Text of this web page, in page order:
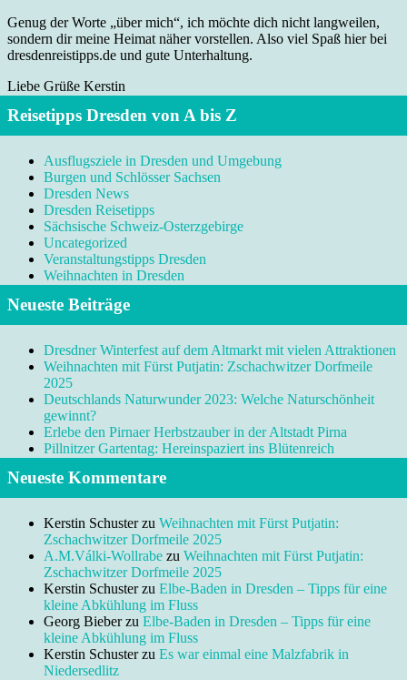
Genug der Worte „über mich“, ich möchte dich nicht langweilen,
sondern dir meine Heimat näher vorstellen. Also viel Spaß hier bei
dresdenreistipps.de und gute Unterhaltung.
Liebe Grüße Kerstin
Reisetipps Dresden von A bis Z
Ausflugsziele in Dresden und Umgebung
Burgen und Schlösser Sachsen
Dresden News
Dresden Reisetipps
Sächsische Schweiz-Osterzgebirge
Uncategorized
Veranstaltungstipps Dresden
Weihnachten in Dresden
Neueste Beiträge
Dresdner Winterfest auf dem Altmarkt mit vielen Attraktionen
Weihnachten mit Fürst Putjatin: Zschachwitzer Dorfmeile
2025
Deutschlands Naturwunder 2023: Welche Naturschönheit
gewinnt?
Erlebe den Pirnaer Herbstzauber in der Altstadt Pirna
Pillnitzer Gartentag: Hereinspaziert ins Blütenreich
Neueste Kommentare
Kerstin Schusterzu Weihnachten mit Fürst Putjatin:
Zschachwitzer Dorfmeile 2025
A.M.Válki-Wollrabe zu Weihnachten mit Fürst Putjatin:
Zschachwitzer Dorfmeile 2025
Kerstin Schusterzu Elbe-Baden in Dresden – Tipps für eine
kleine Abkühlung im Fluss
Georg Bieberzu Elbe-Baden in Dresden – Tipps für eine
kleine Abkühlung im Fluss
Kerstin Schusterzu Es war einmal eine Malzfabrik in
Niedersedlitz